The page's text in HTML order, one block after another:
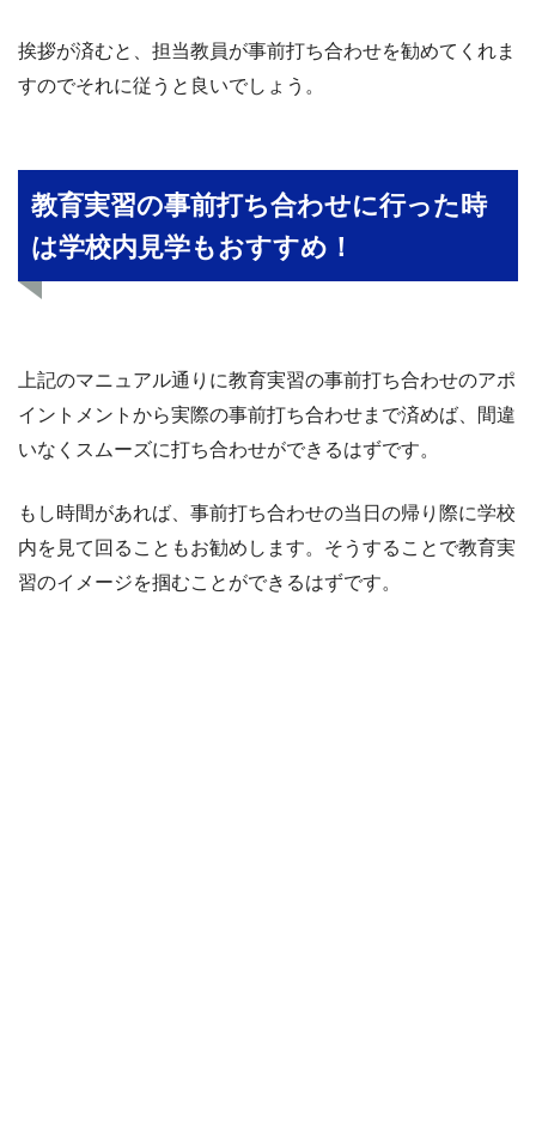
挨拶が済むと、担当教員が事前打ち合わせを勧めてくれま
すのでそれに従うと良いでしょう。
教育実習の事前打ち合わせに行った時
は学校内見学もおすすめ！
上記のマニュアル通りに教育実習の事前打ち合わせのアポ
イントメントから実際の事前打ち合わせまで済めば、間違
いなくスムーズに打ち合わせができるはずです。
もし時間があれば、事前打ち合わせの当日の帰り際に学校
内を見て回ることもお勧めします。そうすることで教育実
習のイメージを掴むことができるはずです。